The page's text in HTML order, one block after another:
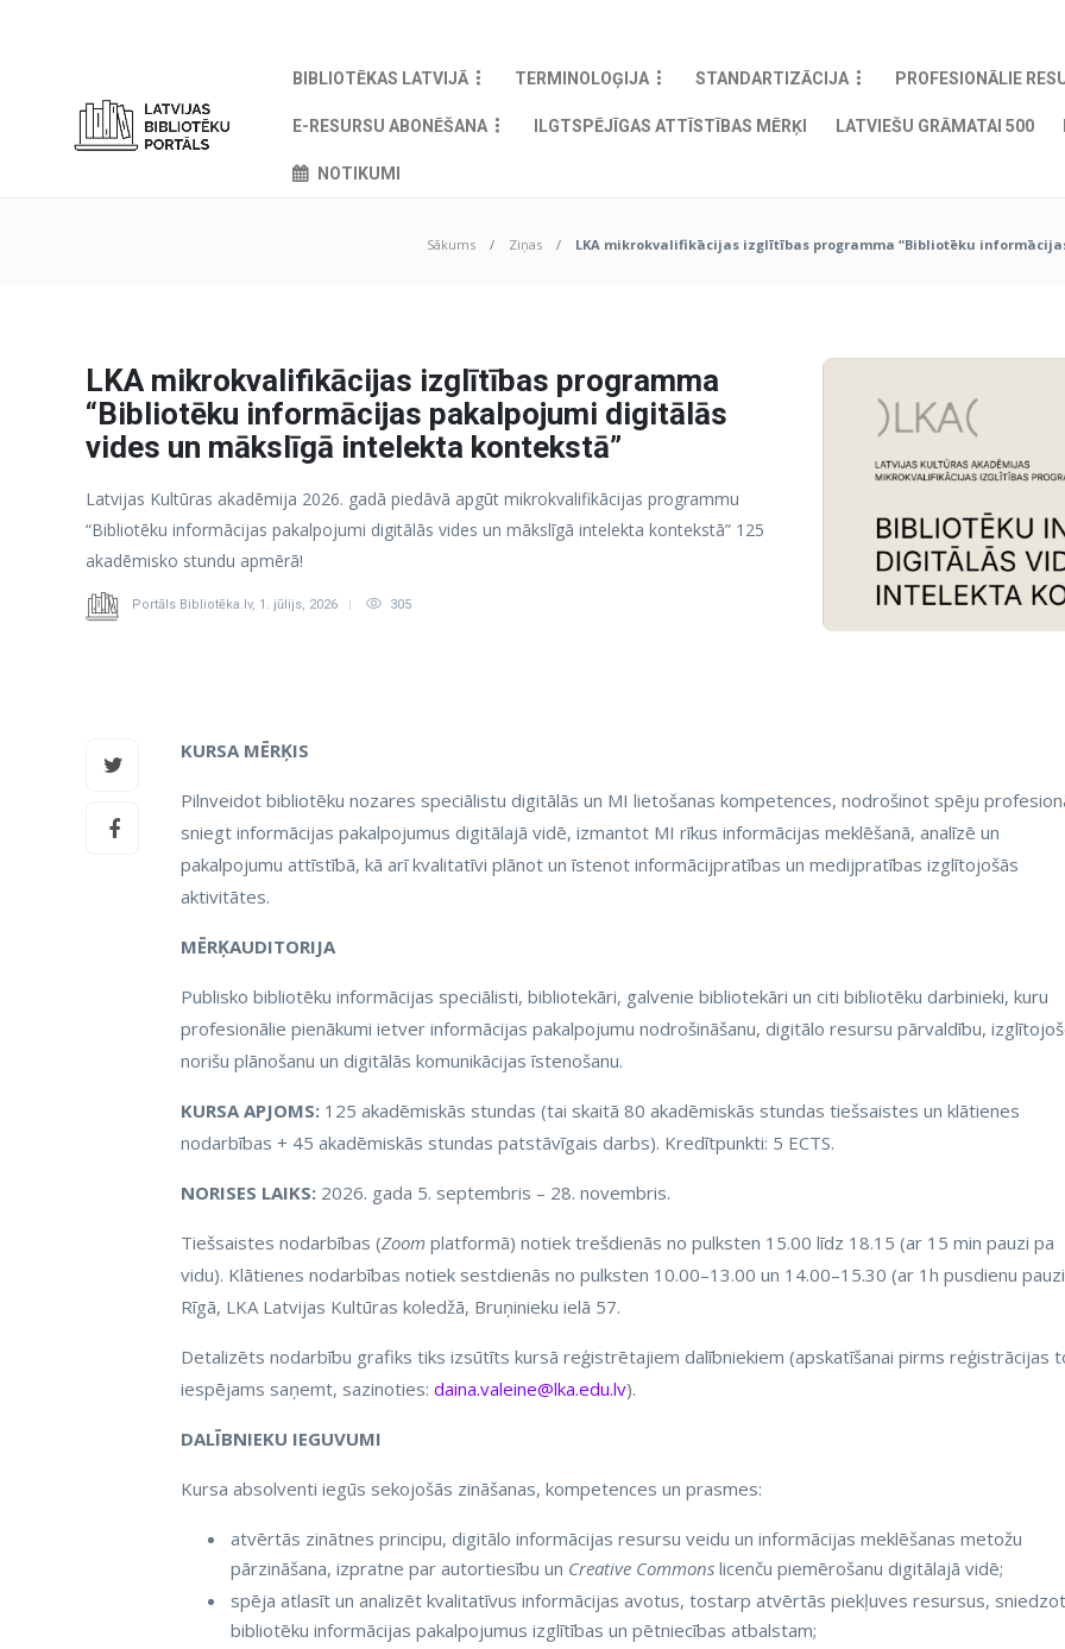
BIBLIOTĒKAS LATVIJĀ TERMINOLOĢIJA STANDARTIZĀCIJA PROFESIONĀLIE
E-RESURSU ABONĒŠANA ILGTSPĒJĪGAS ATTĪSTĪBAS MĒRĶI LATVIEŠU GRĀMATAI 500
NOTIKUMI
Sākums Ziņas LKA mikrokvalifikācijas izglītības programma “Bibliotēku
LKA mikrokvalifikācijas izglītības programma
“Bibliotēku informācijas pakalpojumi digitālās
vides un mākslīgā intelekta kontekstā”
Latvijas Kultūras akadēmija 2026. gadā piedāvā apgūt mikrokvalifikācijas programmu
“Bibliotēku informācijas pakalpojumi digitālās vides un mākslīgā intelekta kontekstā” 125
akadēmisko stundu apmērā!
Portāls Bibliotēka.lv, 1. jūlijs, 2026 305
KURSA MĒRĶIS
Pilnveidot bibliotēku nozares speciālistu digitālās un MI lietošanas kompetences, nodrošinot spēju
sniegt informācijas pakalpojumus digitālajā vidē, izmantot MI rīkus informācijas meklēšanā, analīzē un
pakalpojumu attīstībā, kā arī kvalitatīvi plānot un īstenot informācijpratības un medijpratības izglītojošās
aktivitātes.
MĒRĶAUDITORIJA
Publisko bibliotēku informācijas speciālisti, bibliotekāri, galvenie bibliotekāri un citi bibliotēku darbinieki, kuru
profesionālie pienākumi ietver informācijas pakalpojumu nodrošināšanu, digitālo resursu pārvaldību,
norišu plānošanu un digitālās komunikācijas īstenošanu.
KURSA APJOMS: 125 akadēmiskās stundas (tai skaitā 80 akadēmiskās stundas tiešsaistes un klātienes
nodarbības + 45 akadēmiskās stundas patstāvīgais darbs). Kredītpunkti: 5 ECTS.
NORISES LAIKS: 2026. gada 5. septembris – 28. novembris.
Tiešsaistes nodarbības (Zoom platformā) notiek trešdienās no pulksten 15.00 līdz 18.15 (ar 15 min pauzi pa
vidu). Klātienes nodarbības notiek sestdienās no pulksten 10.00–13.00 un 14.00–15.30 (ar 1h pusdienu
Rīgā, LKA Latvijas Kultūras koledžā, Bruņinieku ielā 57.
Detalizēts nodarbību grafiks tiks izsūtīts kursā reģistrētajiem dalībniekiem (apskatīšanai pirms reģistrācijas
iespējams saņemt, sazinoties: daina.valeine@lka.edu.lv).
DALĪBNIEKU IEGUVUMI
Kursa absolventi iegūs sekojošās zināšanas, kompetences un prasmes:
atvērtās zinātnes principu, digitālo informācijas resursu veidu un informācijas meklēšanas metožu
pārzināšana, izpratne par autortiesību un Creative Commons licenču piemērošanu digitālajā vidē;
spēja atlasīt un analizēt kvalitatīvus informācijas avotus, tostarp atvērtās piekļuves resursus, sniedzot
bibliotēku informācijas pakalpojumus izglītības un pētniecības atbalstam;